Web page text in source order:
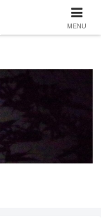
MENU